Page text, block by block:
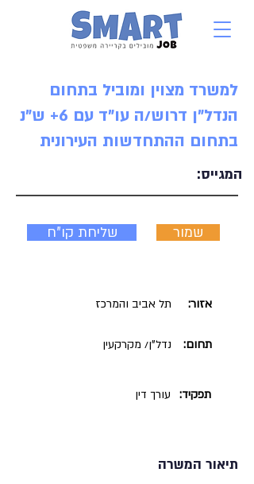
למשרד מצוין ומוביל בתחום
הנדל"ן דרוש/ה עו"ד עם 6+ ש"נ
בתחום ההתחדשות העירונית
המגייס:
שליחת קו"ח שמור
תל אביב והמרכז אזור:
נדל"ן/ מקרקעין תחום:
עורך דין תפקיד:
תיאור המשרה